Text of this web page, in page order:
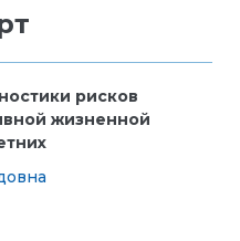
рисков
жизненной